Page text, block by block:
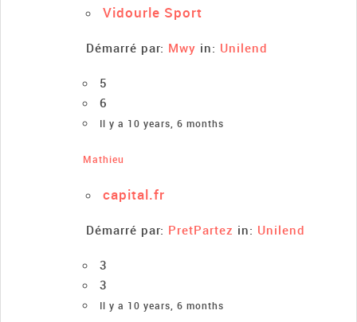
Vidourle Sport
Démarré par: Mwy in: Unilend
5
6
Il y a 10 years, 6 months
Mathieu
capital.fr
Démarré par: PretPartez in: Unilend
3
3
Il y a 10 years, 6 months